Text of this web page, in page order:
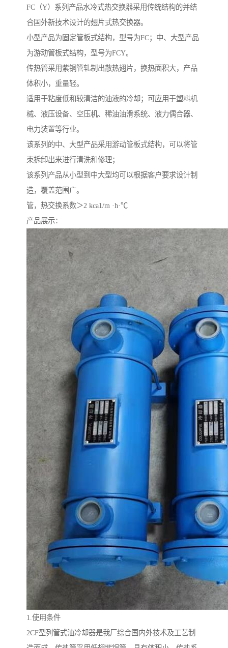
FC（Y）系列产品水冷式热交换器采用传统结构的并结
合国外新技术设计的翅片式热交换器。
小型产品为固定管板式结构，型号为FC；中、大型产品
为游动管板式结构，型号为FCY。
传热管采用紫铜管轧制出散热翅片，换热面积大，产品
体积小，重量轻。
适用于粘度低和较清洁的油液的冷却；可应用于塑料机
械、液压设备、空压机、稀油油滑系统、液力偶合器、
电力装置等行业。
该系列的中、大型产品采用游动管板式结构，可以将管
束拆卸出来进行清洗和修理；
该系列产品从小型到中大型均可以根据客户要求设计制
造，覆盖范围广。
管，热交换系数＞2 kca1/m ·h·℃
产品展示：
1.使用条件
2CF型列管式油冷却器是我厂综合国内外技术及工艺制